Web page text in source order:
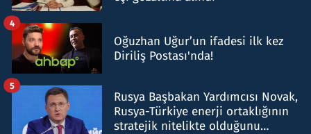
Oğuzhan Uğur’un ifadesi ilk kez
Diriliş Postası'nda!
4
Rusya Başbakan Yardımcısı Novak,
Rusya-Türkiye enerji ortaklığının
stratejik nitelikte olduğunu
5